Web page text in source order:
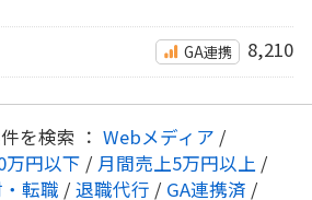
GA連携 8,210
を検索 ： Webメディア /
万円以下 / 月間売上5万円以上 /
転職 / 退職代行 / GA連携済 /